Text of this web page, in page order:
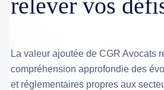
relever vos
La valeur ajoutée de CGR Avocats
compréhension approfondie des
et réglementaires propres aux